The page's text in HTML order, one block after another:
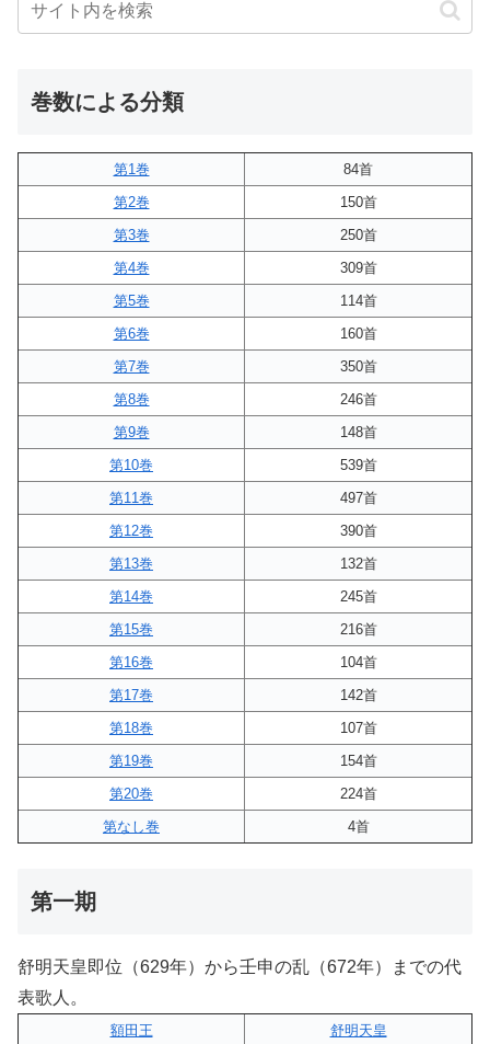
巻数による分類
第1巻
84首
第2巻
150首
第3巻
250首
第4巻
309首
第5巻
114首
第6巻
160首
第7巻
350首
第8巻
246首
第9巻
148首
第10巻
539首
第11巻
497首
第12巻
390首
第13巻
132首
第14巻
245首
第15巻
216首
第16巻
104首
第17巻
142首
第18巻
107首
第19巻
154首
第20巻
224首
第なし巻
4首
第一期
舒明天皇即位（629年）から壬申の乱（672年）までの代
表歌人。
額田王
舒明天皇